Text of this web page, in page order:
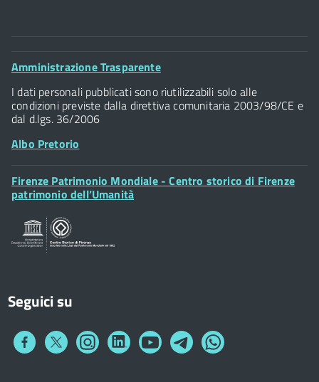
Comune di Firenze
Palazzo Vecchio
Piazza della Signoria - 50122, Firenze
P.IVA 01307110484
Posta Elettronica Certificata
Footer
Amministrazione Trasparente
I dati personali pubblicati sono riutilizzabili solo alle
condizioni previste dalla direttiva comunitaria 2003/98/CE e
dal d.lgs. 36/2006
Albo Pretorio
Footer
Widget
Firenze Patrimonio Mondiale - Centro storico di Firenze
patrimonio dell’Umanità
Seguici su
Collegamento
Collegamento
a
Collegamento
a
Collegamento
a
Collegamento
a
Collegamento
a
Collegamento
a